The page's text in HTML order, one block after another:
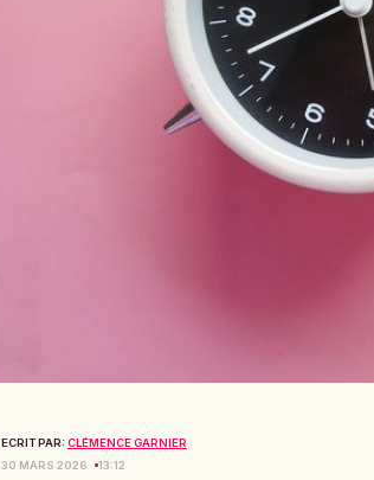
ECRIT PAR: CLÉMENCE GARNIER
30 MARS 2026
13:12